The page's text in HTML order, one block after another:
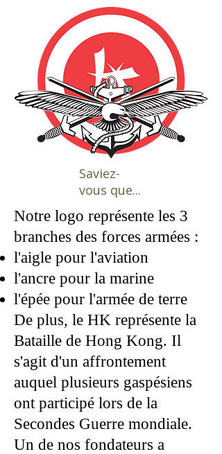
Saviez-
vous que...
Notre logo représente les 3
branches des forces armées :
l'aigle pour l'aviation
l'ancre pour la marine
l'épée pour l'armée de terre
De plus, le HK représente la
Bataille de Hong Kong. Il
s'agit d'un affrontement
auquel plusieurs gaspésiens
ont participé lors de la
Secondes Guerre mondiale.
Un de nos fondateurs a